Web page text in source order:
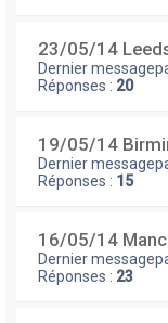
23/05/14
Dernier
Réponses : 20
19/05/14
Dernier
Réponses : 15
16/05/14
Dernier
Réponses : 23